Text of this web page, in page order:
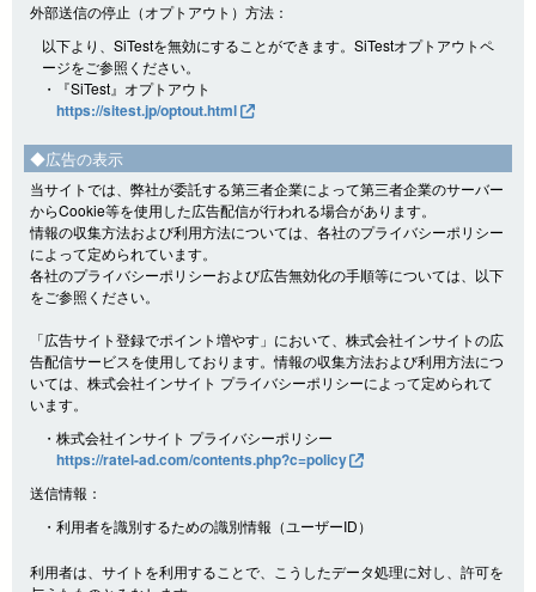
外部送信の停止（オプトアウト）方法：
以下より、SiTestを無効にすることができます。SiTestオプトアウトペ
ージをご参照ください。
・『SiTest』オプトアウト
https://sitest.jp/optout.html
◆広告の表示
当サイトでは、弊社が委託する第三者企業によって第三者企業のサーバー
からCookie等を使用した広告配信が行われる場合があります。
情報の収集方法および利用方法については、各社のプライバシーポリシー
によって定められています。
各社のプライバシーポリシーおよび広告無効化の手順等については、以下
をご参照ください。
「広告サイト登録でポイント増やす」において、株式会社インサイトの広
告配信サービスを使用しております。情報の収集方法および利用方法につ
いては、株式会社インサイト プライバシーポリシーによって定められて
います。
・株式会社インサイト プライバシーポリシー
https://ratel-ad.com/contents.php?c=policy
送信情報：
・利用者を識別するための識別情報（ユーザーID）
利用者は、サイトを利用することで、こうしたデータ処理に対し、許可を